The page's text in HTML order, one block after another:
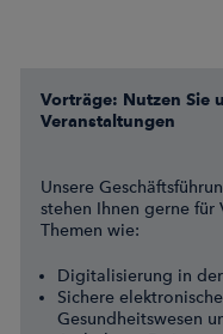
Vorträge: Nutzen Sie
Veranstaltungen
Unsere
stehen Ihnen gerne für
Themen wie:
Digitalisierung in
Sichere
Gesundheitswesen